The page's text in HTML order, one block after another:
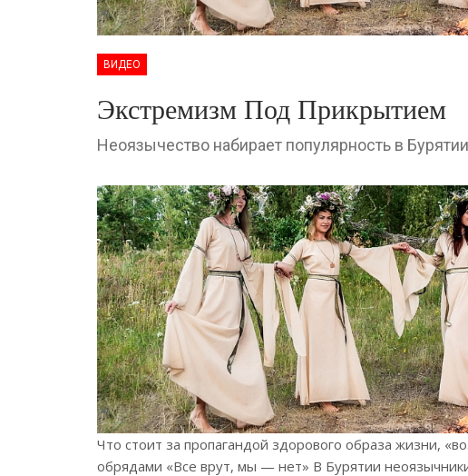
ВИДЕО
Экстремизм Под Прикрытием
Неоязычество набирает популярность в Бурятии
Что стоит за пропагандой здорового образа жизни,
обрядами «Все врут, мы — нет» В Бурятии